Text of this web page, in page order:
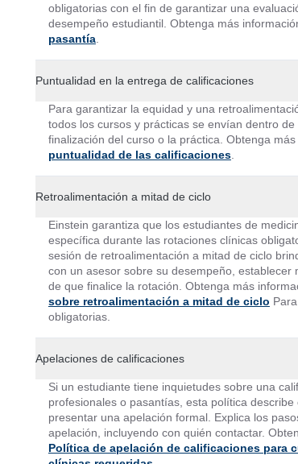
obligatorias con el fin de garantizar una
desempeño estudiantil. Obtenga más
pasantía.
Puntualidad en la entrega de calificaciones
Para garantizar la equidad y una
todos los cursos y prácticas se envían dentro
finalización del curso o la práctica. Obtenga
puntualidad de las calificaciones.
Retroalimentación a mitad de ciclo
Einstein garantiza que los estudiantes de
específica durante las rotaciones clínicas
sesión de retroalimentación a mitad de ciclo
con un asesor sobre su desempeño,
de que finalice la rotación. Obtenga más
sobre retroalimentación a mitad de ciclo
obligatorias.
Apelaciones de calificaciones
Si un estudiante tiene inquietudes sobre una
profesionales o pasantías, esta política
presentar una apelación formal. Explica los
apelación, incluyendo con quién contactar.
Política de apelación de calificaciones para